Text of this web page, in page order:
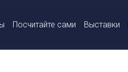
Посчитайте сами Выставки